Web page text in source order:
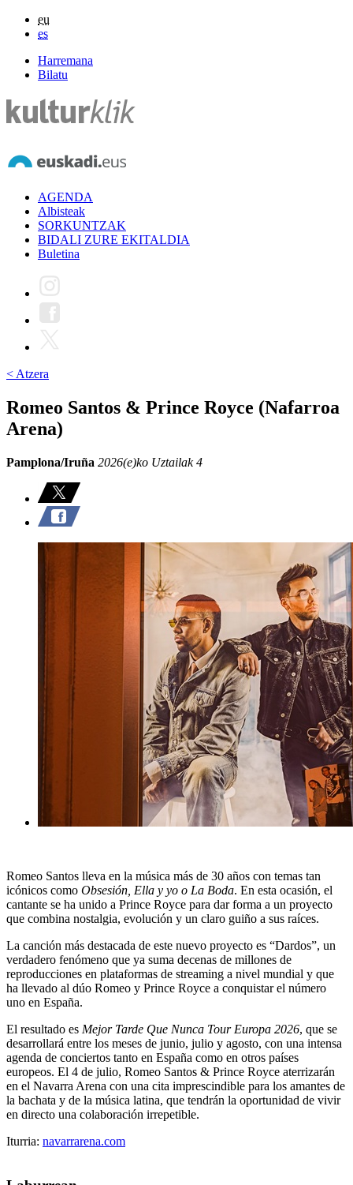
eu
es
Harremana
Bilatu
AGENDA
Albisteak
SORKUNTZAK
BIDALI ZURE EKITALDIA
Buletina
< Atzera
Romeo Santos & Prince Royce (Nafarroa
Arena)
Pamplona/Iruña 2026(e)ko Uztailak 4
Romeo Santos lleva en la música más de 30 años con temas tan
icónicos como Obsesión, Ella y yo o La Boda. En esta ocasión, el
cantante se ha unido a Prince Royce para dar forma a un proyecto
que combina nostalgia, evolución y un claro guiño a sus raíces.
La canción más destacada de este nuevo proyecto es “Dardos”, un
verdadero fenómeno que ya suma decenas de millones de
reproducciones en plataformas de streaming a nivel mundial y que
ha llevado al dúo Romeo y Prince Royce a conquistar el número
uno en España.
El resultado es Mejor Tarde Que Nunca Tour Europa 2026, que se
desarrollará entre los meses de junio, julio y agosto, con una intensa
agenda de conciertos tanto en España como en otros países
europeos. El 4 de julio, Romeo Santos & Prince Royce aterrizarán
en el Navarra Arena con una cita imprescindible para los amantes de
la bachata y de la música latina, que tendrán la oportunidad de vivir
en directo una colaboración irrepetible.
Iturria: navarrarena.com